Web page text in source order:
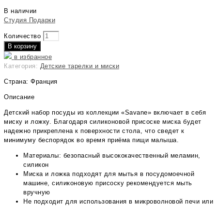
В наличии
Студия Подарки
Количество
В корзину
в избранное
Категория: Детские тарелки и миски
Страна: Франция
Описание
Детский набор посуды из коллекции «Savane» включает в себя
миску и ложку. Благодаря силиконовой присоске миска будет
надежно прикреплена к поверхности стола, что сведет к
минимуму беспорядок во время приёма пищи малыша.
Материалы: безопасный высококачественный меламин,
силикон
Миска и ложка подходят для мытья в посудомоечной
машине, силиконовую присоску рекомендуется мыть
вручную
Не подходит для использования в микроволновой печи или